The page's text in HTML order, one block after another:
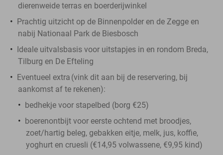
dierenweide terras en boerderijwinkel
Prachtig uitzicht op de Binnenpolder en de Zegge en
nabij Nationaal Park de Biesbosch
Ideale uitvalsbasis voor uitstapjes in en rondom Breda,
Tilburg en De Efteling
Eventueel extra(vink dit aan bij de reservering, bij
aankomst af te rekenen):
bedhekje voor stapelbed (borg €25)
boerenontbijt voor eerste ochtend met broodjes,
zoet/hartig beleg, gebakken eitje, melk, jus, koffie,
yoghurt en cruesli (€14,95 volwassene, €9,95 kind)